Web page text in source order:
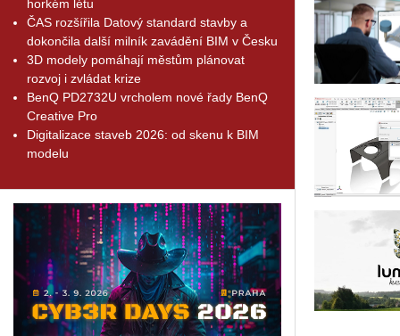
horkém létu
ČAS rozšířila Datový standard stavby a
dokončila další milník zavádění BIM v Česku
3D modely pomáhají městům plánovat
rozvoj i zvládat krize
BenQ PD2732U vrcholem nové řady BenQ
Creative Pro
Digitalizace staveb 2026: od skenu k BIM
modelu